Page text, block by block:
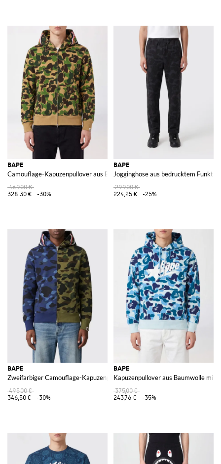
BAPE
Camouflage-Kapuzenpullover aus Baumwolle
469,00 €
328,30 €
-30%
BAPE
Jogginghose aus bedrucktem
299,00 €
224,25 €
-25%
BAPE
Zweifarbiger Camouflage-Kapuzenpullover
495,00 €
346,50 €
-30%
BAPE
Kapuzenpullover aus Baumwolle mit
375,00 €
243,76 €
-35%